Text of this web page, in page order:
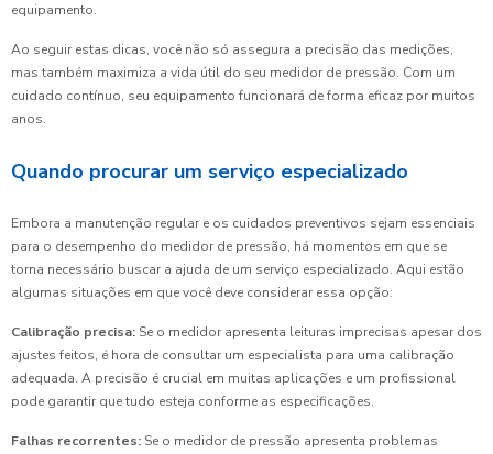
equipamento.
Ao seguir estas dicas, você não só assegura a precisão das medições,
mas também maximiza a vida útil do seu medidor de pressão. Com um
cuidado contínuo, seu equipamento funcionará de forma eficaz por muitos
anos.
Quando procurar um serviço especializado
Embora a manutenção regular e os cuidados preventivos sejam essenciais
para o desempenho do medidor de pressão, há momentos em que se
torna necessário buscar a ajuda de um serviço especializado. Aqui estão
algumas situações em que você deve considerar essa opção:
Calibração precisa: Se o medidor apresenta leituras imprecisas apesar dos
ajustes feitos, é hora de consultar um especialista para uma calibração
adequada. A precisão é crucial em muitas aplicações e um profissional
pode garantir que tudo esteja conforme as especificações.
Falhas recorrentes: Se o medidor de pressão apresenta problemas